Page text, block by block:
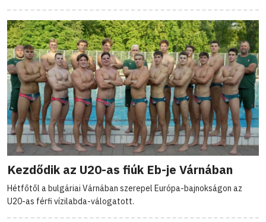
Kezdődik az U20-as fiúk Eb-je Várnában
Hétfőtől a bulgáriai Várnában szerepel Európa-bajnokságon az
U20-as férfi vízilabda-válogatott.